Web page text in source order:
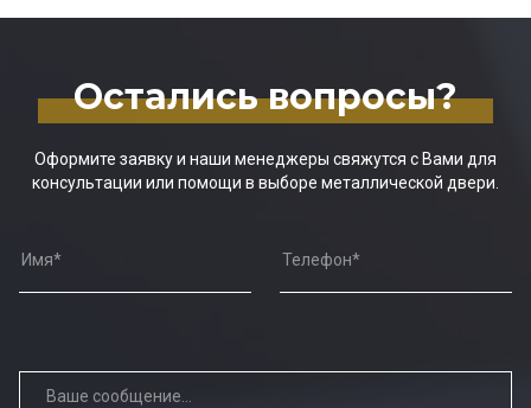
Остались вопросы?
Оформите заявку и наши менеджеры свяжутся с Вами для
консультации или помощи в выборе металлической двери.